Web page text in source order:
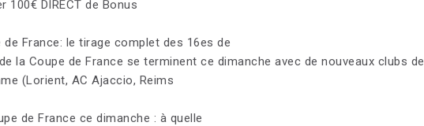
100€ DIRECT de Bonus
de France: le tirage complet des 16es de
la Coupe de France se terminent ce dimanche avec de nouveaux clubs de
(Lorient, AC Ajaccio, Reims
de France ce dimanche : à quelle